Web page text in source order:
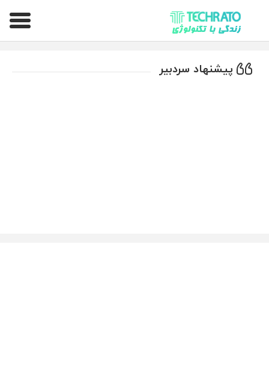
تکراتو – زندگی با تکنولوژی
پیشنهاد سردبیر